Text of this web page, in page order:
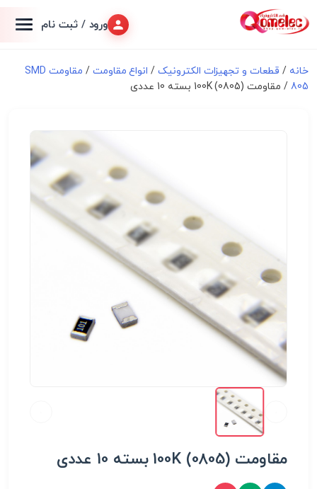
ورود / ثبت نام
خانه / قطعات و تجهیزات الکترونیک/ انواع مقاومت /
مقاومت SMD
805 / مقاومت 100K (0805) بسته 10 عددی
مقاومت 100K (0805) بسته 10 عددی